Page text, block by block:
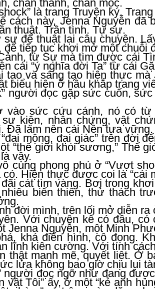
chân thành, chân mộc.
là trang Truyện ký.
cách này, Jenna Nguyễn đã
thuật. Trần tình. Tự sự.
để thuật lại câu chuyện.
tiếp tục khơi mở một chuỗi
từ Sự mà tìm được cái
cái “ý nghĩa đời Ta” từ cái
tạo và sáng tạo hiện thực
biểu hiện ở hầu khắp trang
người đọc gặp sức cuốn,
sức cứu cánh, nó có từ
kiện, nhân chứng, vật
Đã làm nên cái Nền tựa vững.
mộng, đại giác” trên đời
“thế giới khói sương,” Thế
vậy.
cùng phong phú ở “Vượt
Hiện thực được coi là “cái
cát tìm vàng. Bơi trong
biến thiên, thử thách
đời mình, trên lối mở diễn
Với chuyện kể có đầu,
Jenna Nguyễn, một Minh
khá điển hình, cô đọng.
lĩnh kiên cường. Với tính
thật mạnh mẽ, quyết liệt. Ở
lửa không bao giờ chịu lụi
người đọc ngỡ như đang
vật Tôi” ấy, ở một “kẻ anh